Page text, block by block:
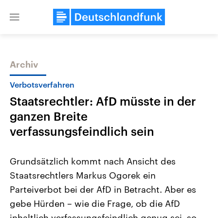
Close
Themen
2026
Alle Informationen
Sachsen-Anhalt wählt am 6.
September 2026 einen neuen
Landtag. Seit 2021 wird das
Bundesland von einer Koalition aus
Aktuelle Beiträge,
Hintergründe
Wirtschaftlich und
gehören die Vereinigten
den mächtigsten Ländern
mit großem Einfluss auf
Archiv
Verbotsverfahren
Staatsrechtler: AfD müsste in der
ganzen Breite
verfassungsfeindlich sein
Grundsätzlich kommt nach Ansicht des
Staatsrechtlers Markus Ogorek ein
Parteiverbot bei der AfD in Betracht. Aber es
gebe Hürden – wie die Frage, ob die AfD